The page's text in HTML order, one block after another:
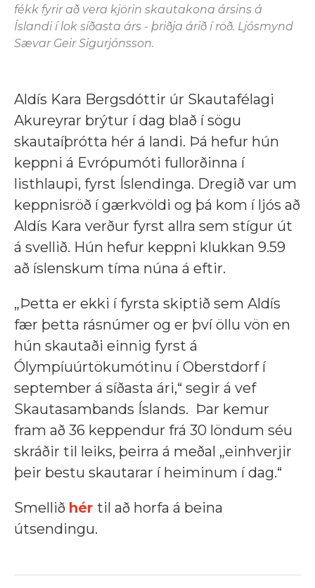
fékk fyrir að vera kjörin skautakona ársins á
Íslandi í lok síðasta árs - þriðja árið í röð. Ljósmynd
Sævar Geir Sigurjónsson.
Aldís Kara Bergsdóttir úr Skautafélagi
Akureyrar brýtur í dag blað í sögu
skautaíþrótta hér á landi. Þá hefur hún
keppni á Evrópumóti fullorðinna í
listhlaupi, fyrst Íslendinga. Dregið var um
keppnisröð í gærkvöldi og þá kom í ljós að
Aldís Kara verður fyrst allra sem stígur út
á svellið. Hún hefur keppni klukkan 9.59
að íslenskum tíma núna á eftir.
„Þetta er ekki í fyrsta skiptið sem Aldís
fær þetta rásnúmer og er því öllu vön en
hún skautaði einnig fyrst á
Ólympíuúrtökumótinu í Oberstdorf í
september á síðasta ári,“ segir á vef
Skautasambands Íslands. Þar kemur
fram að 36 keppendur frá 30 löndum séu
skráðir til leiks, þeirra á meðal „einhverjir
þeir bestu skautarar í heiminum í dag.“
Smellið hér til að horfa á beina
útsendingu.